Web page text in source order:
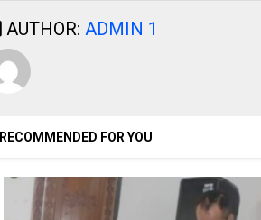
AUTHOR: ADMIN 1
RECOMMENDED FOR YOU